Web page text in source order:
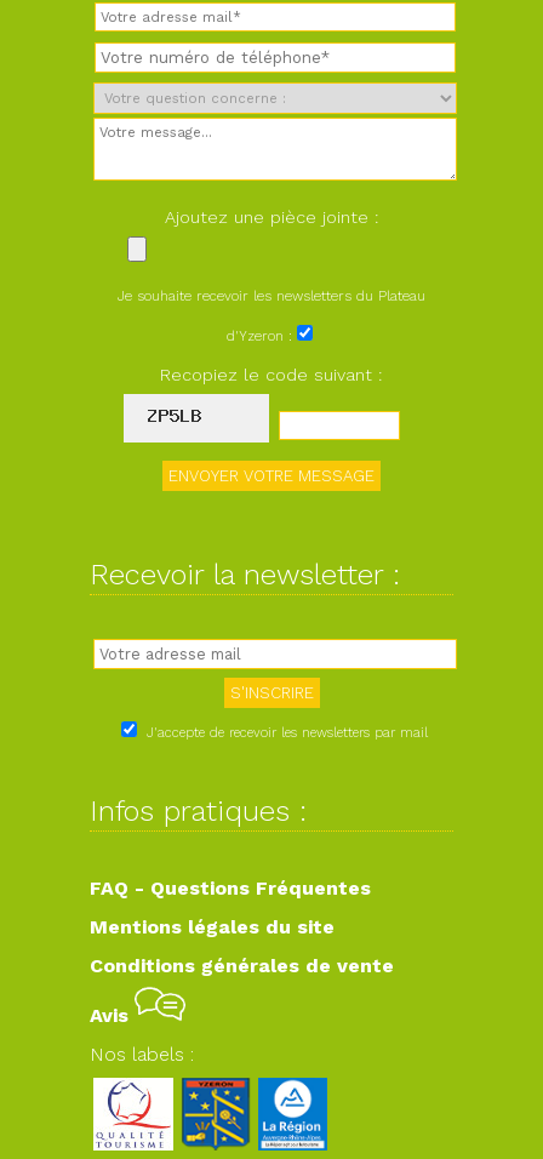
Ajoutez une pièce jointe :
Je souhaite recevoir les newsletters du Plateau
d'Yzeron :
Recopiez le code suivant :
Recevoir la newsletter :
J'accepte de recevoir les newsletters par mail
Infos pratiques :
FAQ - Questions Fréquentes
Mentions légales du site
Conditions générales de vente
Avis
Nos labels :